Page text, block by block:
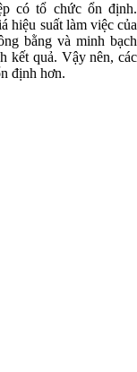
có tổ chức ổn định.
hiệu suất làm việc của
bằng và minh bạch
kết quả. Vậy nên, các
định hơn.